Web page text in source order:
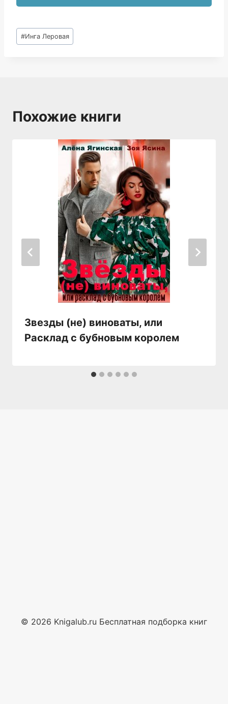
Метки
записи:
#Инга Леровая
Похожие книги
Звезды (не) виноваты, или
Расклад с бубновым королем
© 2026 Knigalub.ru Бесплатная подборка книг